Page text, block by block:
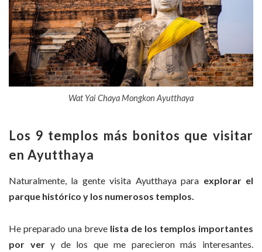
Wat Yai Chaya Mongkon Ayutthaya
Los 9 templos más bonitos que visitar
en Ayutthaya
Naturalmente, la gente visita Ayutthaya para explorar el
parque histórico y los numerosos templos.
He preparado una breve lista de los templos importantes
por very de los que me parecieron más interesantes.